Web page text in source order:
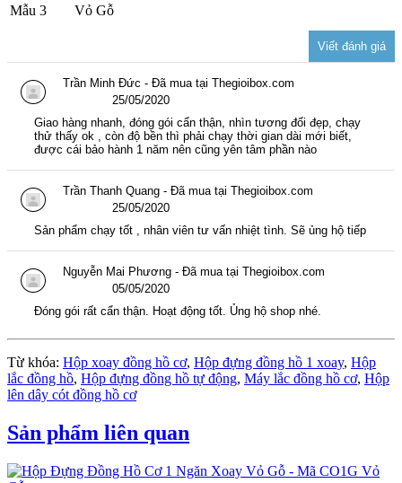
Mẫu 3
Vỏ Gỗ
Trần Minh Đức - Đã mua tại Thegioibox.com
25/05/2020
Giao hàng nhanh, đóng gói cẩn thận, nhìn tương đối đẹp, chạy
thử thấy ok , còn độ bền thì phải chạy thời gian dài mới biết,
được cái bảo hành 1 năm nên cũng yên tâm phần nào
Trần Thanh Quang - Đã mua tại Thegioibox.com
25/05/2020
Sản phẩm chạy tốt , nhân viên tư vấn nhiệt tình. Sẽ ủng hộ tiếp
Nguyễn Mai Phương - Đã mua tại Thegioibox.com
05/05/2020
Đóng gói rất cẩn thận. Hoạt động tốt. Ủng hộ shop nhé.
Từ khóa: Hộp xoay đồng hồ cơ, Hộp đựng đồng hồ 1 xoay, Hộp
lắc đồng hồ, Hộp đựng đồng hồ tự động, Máy lắc đồng hồ cơ, Hộp
lên dây cót đồng hồ cơ
Sản phẩm liên quan
Vỏ